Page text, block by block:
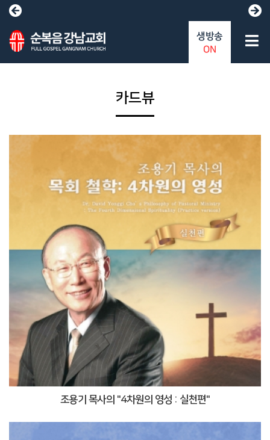
카드뷰
조용기 목사의 "4차원의 영성 : 실천편"
생방송
ON